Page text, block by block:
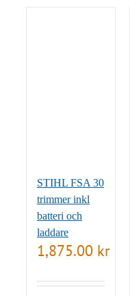
STIHL FSA 30
trimmer inkl
batteri och
laddare
1,875.00 kr